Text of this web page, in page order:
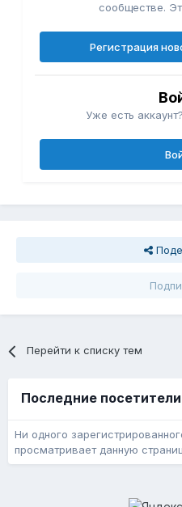
сообществе.
Регистрация
Уже есть
Перейти к списку тем
Последние посетители
Ни одного
просматривает данную